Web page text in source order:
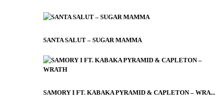
SANTA SALUT – SUGAR MAMMA
SAMORY I FT. KABAKA PYRAMID & CAPLETON – WRA...